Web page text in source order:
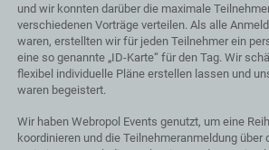
und wir konnten darüber die maximale
verschiedenen Vorträge verteilen. Als alle
waren, erstellten wir für jeden Teilnehmer ein
eine so genannte „ID-Karte“ für den Tag. Wir
flexibel individuelle Pläne erstellen lassen und
waren begeistert.
Wir haben Webropol Events genutzt, um eine
koordinieren und die Teilnehmeranmeldung über